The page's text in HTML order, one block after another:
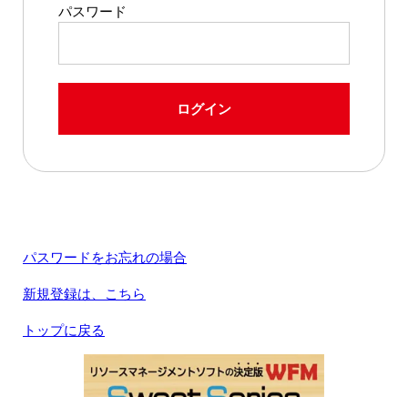
パスワード
ログイン
パスワードをお忘れの場合
新規登録は、こちら
トップに戻る